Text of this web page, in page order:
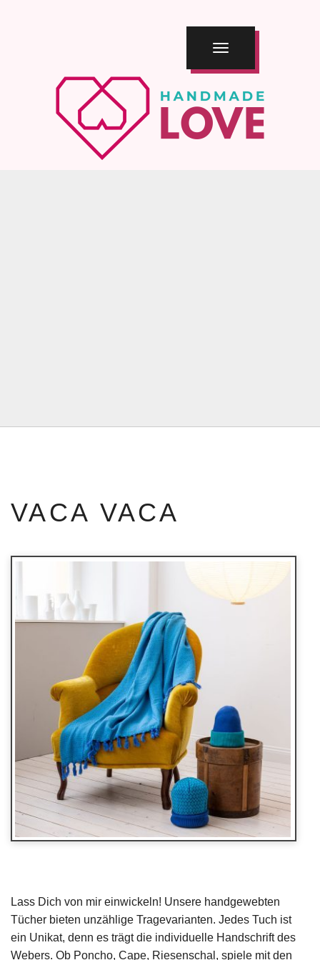
TOGGLE
VACA VACA
Lass Dich von mir einwickeln! Unsere handgewebten
Tücher bieten unzählige Tragevarianten. Jedes Tuch ist
ein Unikat, denn es trägt die individuelle Handschrift des
Webers. Ob Poncho, Cape, Riesenschal, spiele mit den